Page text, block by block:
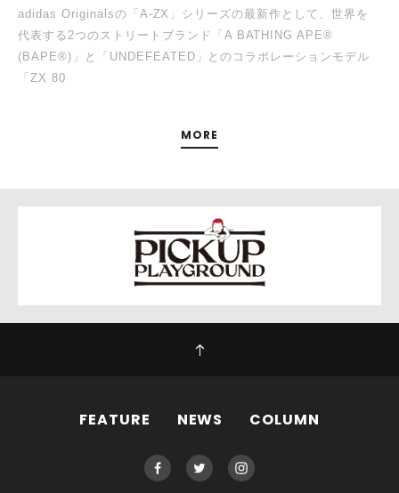
adidas Originalsの「A-ZX」シリーズの最新作として、世界を
代表する2つのストリートブランド「A BATHING APE®
(BAPE®)」と「UNDEFEATED」とのコラボレーションモデル
「ZX 80
MORE
FEATURE NEWS COLUMN